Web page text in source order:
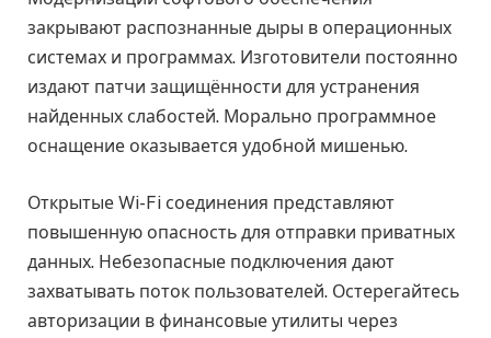
закрывают распознанные дыры в операционных
системах и программах. Изготовители постоянно
издают патчи защищённости для устранения
найденных слабостей. Морально программное
оснащение оказывается удобной мишенью.
Открытые Wi-Fi соединения представляют
повышенную опасность для отправки приватных
данных. Небезопасные подключения дают
захватывать поток пользователей. Остерегайтесь
авторизации в финансовые утилиты через